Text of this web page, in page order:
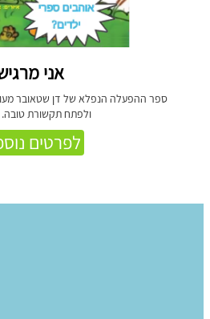
אני
ספר ההפעלה הנפלא של דן שטאובר
ולפתח תקשורת
לפרטים